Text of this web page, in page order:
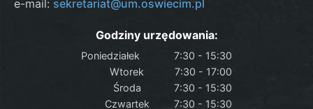
e-mail: sekretariat@um.oswiecim.pl
Godziny urzędowania:
Poniedziałek
7:30 - 15:30
Wtorek
7:30 - 17:00
Środa
7:30 - 15:30
Czwartek
7:30 - 15:30